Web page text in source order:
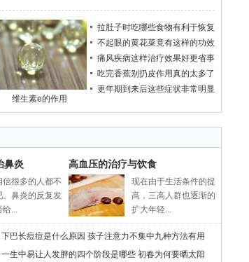
维生素e的作用
拉肚子时吃哪些食物有利于恢复
不起眼的黄花菜竟有这样的功效
痛风疾病这样治疗效果好更省事
吃完香蕉别扔皮作用真的太多了
更年期到来后这些症状非常明显
鼻炎
信很多的人都不
。鼻炎的反复发
给...
高血压的治疗与饮食
现在由于生活条件的提
高，三高人群也逐渐的
扩大年轻...
下巴长痘痘是什么原因 孩子注意力不集中九种方法有用
一生中易让人发胖的四个阶段是哪些 初春为何要晒太阳